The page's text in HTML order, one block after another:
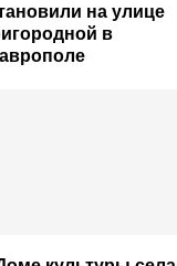
на улице
в